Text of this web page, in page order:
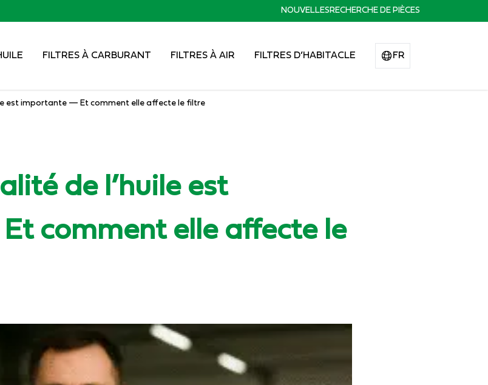
NOUVELLES RECHERCHE DE PIÈCES
FILTRES À CARBURANT FILTRES À AIR FILTRES D’HABITACLE FR
est importante — Et comment elle affecte le filtre
de l’huile est
comment elle affecte le